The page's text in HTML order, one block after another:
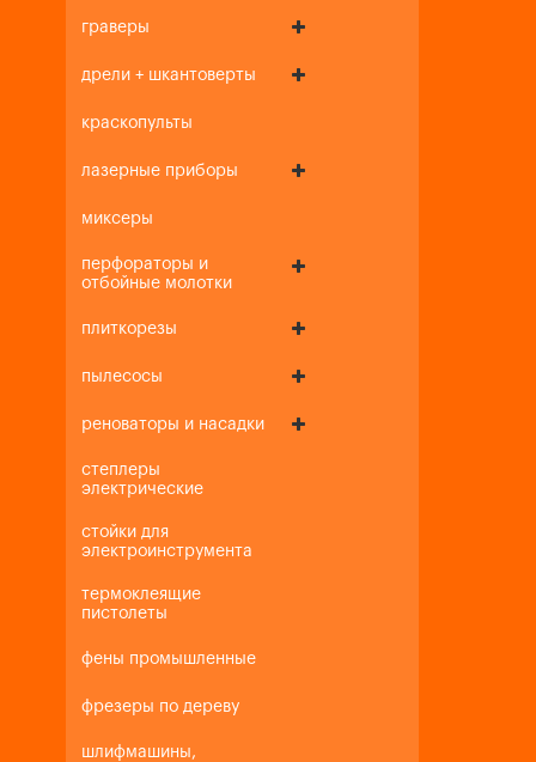
граверы
дрели + шкантоверты
краскопульты
лазерные приборы
миксеры
перфораторы и
отбойные молотки
плиткорезы
пылесосы
реноваторы и насадки
степлеры
электрические
стойки для
электроинструмента
термоклеящие
пистолеты
фены промышленные
фрезеры по дереву
шлифмашины,